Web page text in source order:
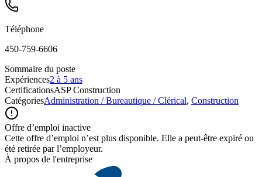
Téléphone
450-759-6606
Sommaire du poste
Expériences2 à 5 ans
CertificationsASP Construction
CatégoriesAdministration / Bureautique / Clérical, Construction
Offre d’emploi inactive
Cette offre d’emploi n’est plus disponible. Elle a peut-être expiré ou
été retirée par l’employeur.
À propos de l'entreprise